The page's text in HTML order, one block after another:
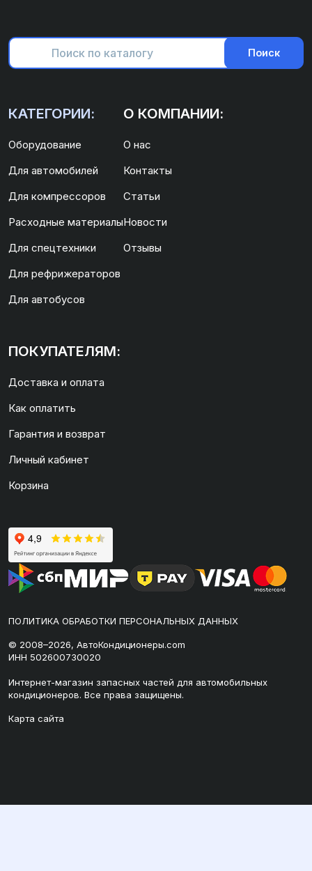
Поиск
КАТЕГОРИИ:
Оборудование
Для автомобилей
Для компрессоров
Расходные материалы
Для спецтехники
Для рефрижераторов
Для автобусов
О КОМПАНИИ:
О нас
Контакты
Статьи
Новости
Отзывы
ПОКУПАТЕЛЯМ:
Доставка и оплата
Как оплатить
Гарантия и возврат
Личный кабинет
Корзина
ПОЛИТИКА ОБРАБОТКИ ПЕРСОНАЛЬНЫХ ДАННЫХ
© 2008–2026, АвтоКондиционеры.com
ИНН 502600730020
Интернет-магазин запасных частей для автомобильных
кондиционеров. Все права защищены.
Карта сайта